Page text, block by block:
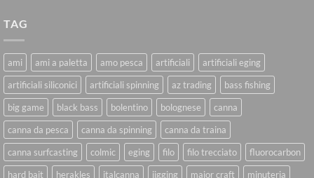
TAG
ami ami a paletta amo pesca artificiali
artificiali eging
artificiali siliconici
artificiali spinning az trading
bass fishing
big game
black bass bolentino bolognese
canna
canna da pesca
canna da spinning
canna da traina
canna surfcasting
colmic eging filo filo trecciato
fluorocarbon
hard bait
herakles italcanna jigging major craft
minuteria